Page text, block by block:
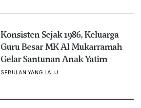
Konsisten Sejak 1986, Keluarga
Guru Besar MK Al Mukarramah
Gelar Santunan Anak Yatim
SEBULAN YANG LALU